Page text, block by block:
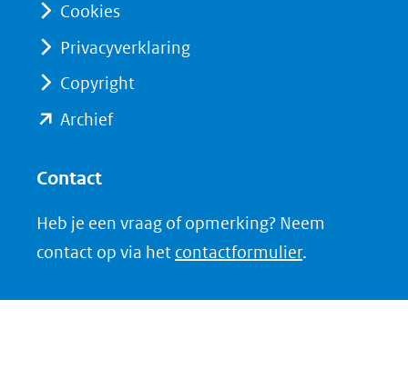
andere
website)
andere
Cookies
Privacyverklaring
Copyright
Archief(opent
(verwijst
naar
Contact
Heb je een vraag of opmerking? Neem
contact op via het contactformulier.